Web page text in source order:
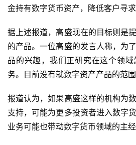
金持有数字货币资产，降低客户寻
据上述报道，高盛现在的目标则是
的产品。一位高盛的发言人称，为
品的兴趣，我们正研究在这个领
务。目前没有就数字资产产品的范围
报道认为，如果高盛这样的机构为
支持，可能为更多投资者进入数字
业务可能也带动数字货币领域的主经